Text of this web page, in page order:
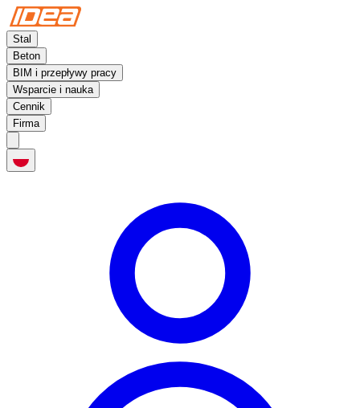
Stal
Beton
BIM i przepływy pracy
Wsparcie i nauka
Cennik
Firma